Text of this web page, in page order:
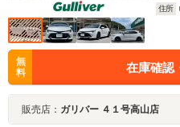
住所
無
料
在庫確認
販売店： ガリバー ４１号高山店